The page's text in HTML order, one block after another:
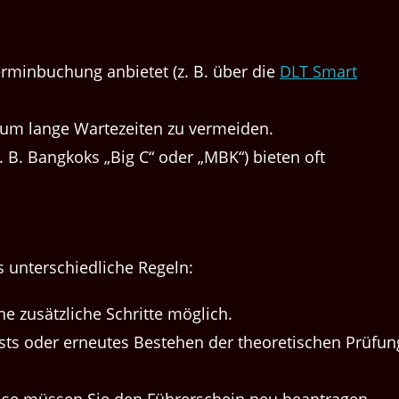
anbi­etet (z. B. über die DLT Smart
lange Wartezeit­en zu vermeiden.
Bangkoks ​„Big C“ oder ​„MBK“) bieten oft
unter­schiedliche Regeln:
zusät­zliche Schritte möglich.
oder erneutes Beste­hen der the­o­retis­chen